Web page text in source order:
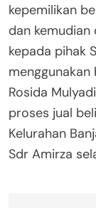
kepemilikan
dan kemudian
kepada pihak
Rosida
proses jual
Kelurahan
Sdr Amirza